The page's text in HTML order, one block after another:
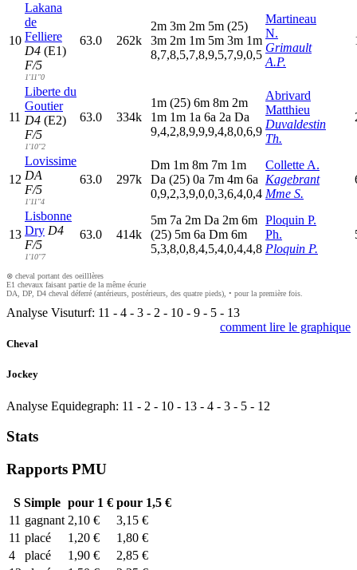
10
Lakana
de
Felliere
D4 (E1)
F/5
1'11"0
63.0 262k
2m 3m 2m 5m (25)
3m 2m 1m 5m 3m 1m
8,7,8,5,7,8,9,5,7,9,0,5
Martineau
N.
Grimault
A.P.
11
Liberte du
Goutier
D4 (E2)
F/5
1'10"2
63.0 334k
1m (25) 6m 8m 2m
1m 1m 1a 6a 2a Da
9,4,2,8,9,9,9,4,8,0,6,9
Abrivard
Matthieu
Duvaldestin
Th.
12
Lovissime
DA
F/5
1'11"4
63.0 297k
Dm 1m 8m 7m 1m
Da (25) 0a 7m 4m 6a
0,9,2,3,9,0,0,3,6,4,0,4
Collette A.
Kagebrant
Mme S.
13
Lisbonne
Dry D4
F/5
1'10"7
63.0 414k
5m 7a 2m Da 2m 6m
(25) 5m 6a Dm 6m
5,3,8,0,8,4,5,4,0,4,4,8
Ploquin P.
Ph.
Ploquin P.
⊗ cheval portant des oeilllères
E1 chevaux faisant partie de la même écurie
DA, DP, D4 cheval déferré (antérieurs, postérieurs, des quatre pieds), • pour la première fois.
Analyse Visuturf: 11 - 4 - 3 - 2 - 10 - 9 - 5 - 13
comment lire le graphique
Cheval
Jockey
Analyse Equidegraph: 11 - 2 - 10 - 13 - 4 - 3 - 5 - 12
Stats
Rapports PMU
SSimple pour 1 € pour 1,5 €
11 gagnant 2,10 €
3,15 €
11 placé 1,20 €
1,80 €
4
placé 1,90 €
2,85 €